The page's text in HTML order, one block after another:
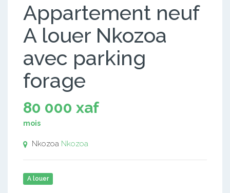
Appartement neuf
A louer Nkozoa
avec parking
forage
80 000 xaf
mois
Nkozoa Nkozoa
A louer